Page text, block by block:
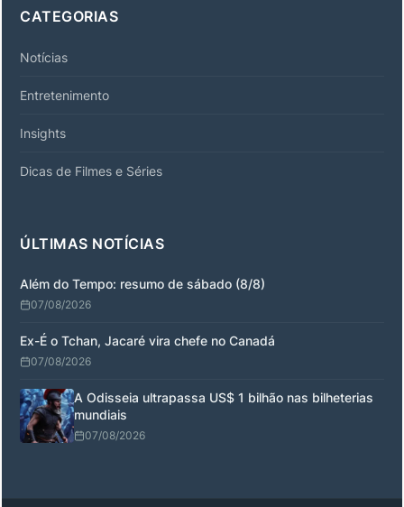
CATEGORIAS
Notícias
Entretenimento
Insights
Dicas de Filmes e Séries
ÚLTIMAS NOTÍCIAS
Além do Tempo: resumo de sábado (8/8)
07/08/2026
Ex-É o Tchan, Jacaré vira chefe no Canadá
07/08/2026
A Odisseia ultrapassa US$ 1 bilhão nas bilheterias
mundiais
07/08/2026